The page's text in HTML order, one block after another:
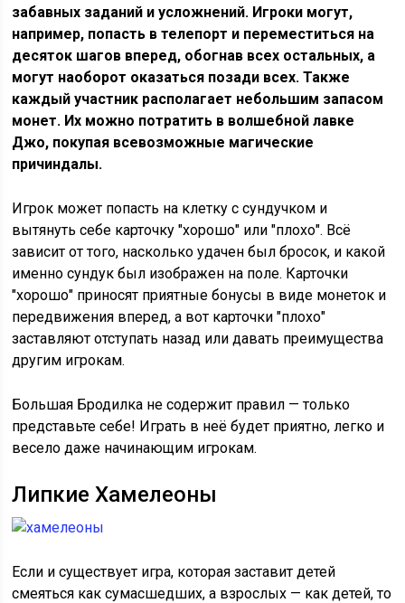
забавных заданий и усложнений. Игроки могут,
например, попасть в телепорт и переместиться на
десяток шагов вперед, обогнав всех остальных, а
могут наоборот оказаться позади всех. Также
каждый участник располагает небольшим запасом
монет. Их можно потратить в волшебной лавке
Джо, покупая всевозможные магические
причиндалы.
Игрок может попасть на клетку с сундучком и
вытянуть себе карточку "хорошо" или "плохо". Всё
зависит от того, насколько удачен был бросок, и какой
именно сундук был изображен на поле. Карточки
"хорошо" приносят приятные бонусы в виде монеток и
передвижения вперед, а вот карточки "плохо"
заставляют отступать назад или давать преимущества
другим игрокам.
Большая Бродилка не содержит правил — только
представьте себе! Играть в неё будет приятно, легко и
весело даже начинающим игрокам.
Липкие Хамелеоны
Если и существует игра, которая заставит детей
смеяться как сумасшедших, а взрослых — как детей, то